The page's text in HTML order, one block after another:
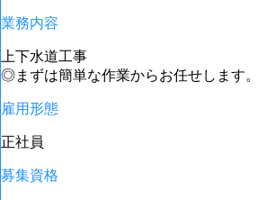
業務内容
上下水道工事
◎まずは簡単な作業からお任せします。
雇用形態
正社員
募集資格